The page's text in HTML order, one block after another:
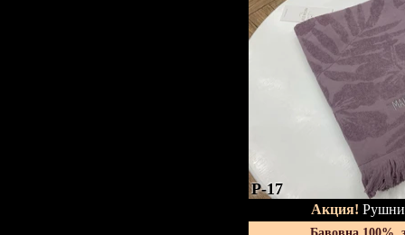
P-17
Акция!